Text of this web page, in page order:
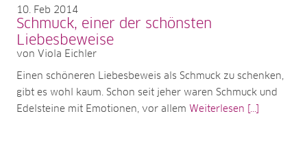
10 Feb 2014
Schmuck, einer der schönsten
Liebesbeweise
von Viola Eichler
Einen schöneren Liebesbeweis als Schmuck zu schenken,
gibt es wohl kaum. Schon seit jeher waren Schmuck und
Edelsteine mit Emotionen, vor allem Weiterlesen [...]